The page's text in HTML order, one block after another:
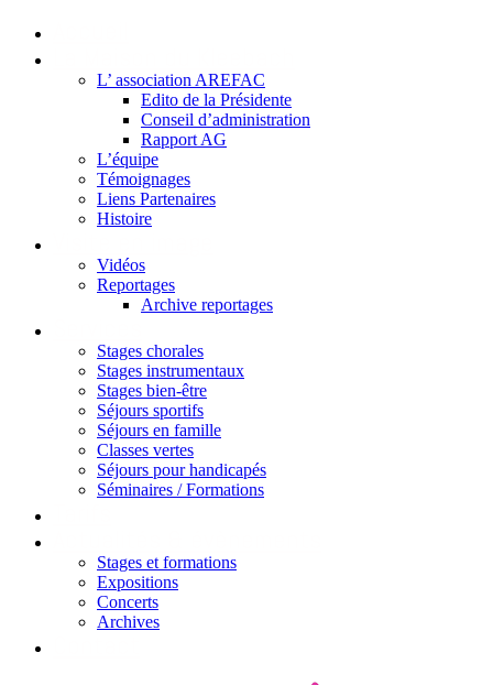
L’ association AREFAC
Edito de la Présidente
Conseil d’administration
Rapport AG
L’équipe
Témoignages
Liens Partenaires
Histoire
Vidéos
Reportages
Archive reportages
Stages chorales
Stages instrumentaux
Stages bien-être
Séjours sportifs
Séjours en famille
Classes vertes
Séjours pour handicapés
Séminaires / Formations
Stages et formations
Expositions
Concerts
Archives